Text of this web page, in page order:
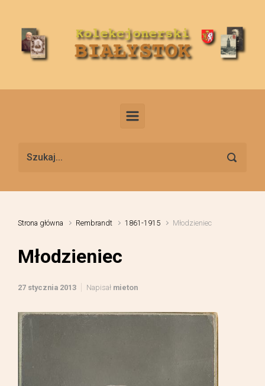
Strona główna Rembrandt 1861-1915 Młodzieniec
Młodzieniec
27 stycznia 2013 Napisał mieton